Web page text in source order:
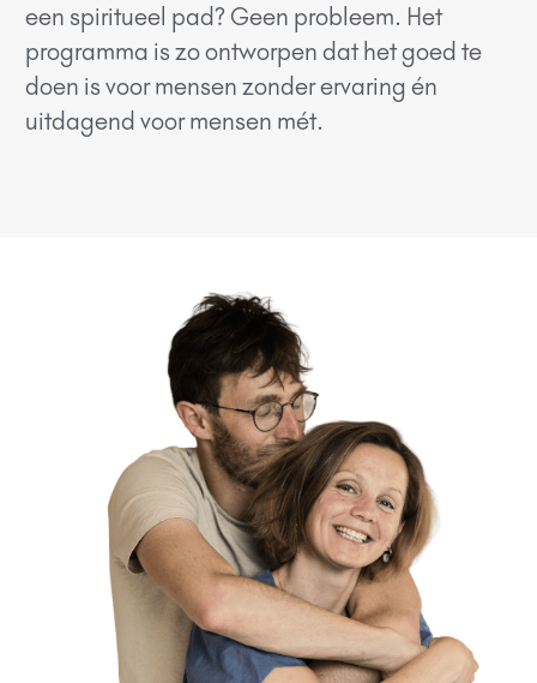
een spiritueel pad? Geen probleem. Het
programma is zo ontworpen dat het goed te
doen is voor mensen zonder ervaring én
uitdagend voor mensen mét.